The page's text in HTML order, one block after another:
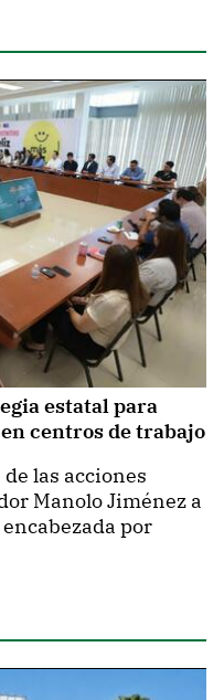
estatal para
centros de trabajo
las acciones
Manolo Jiménez a
por